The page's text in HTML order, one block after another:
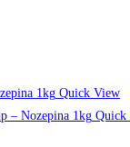
Quick View
Quick